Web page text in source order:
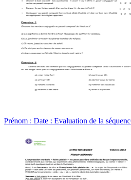
Prénom : Date : Evaluation de la